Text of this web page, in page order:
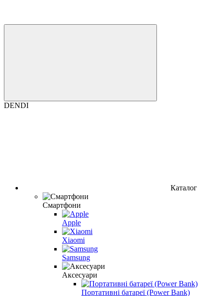
DENDI
Каталог
Смартфони
Apple
Xiaomi
Samsung
Аксесуари
Портативні батареї (Power Bank)